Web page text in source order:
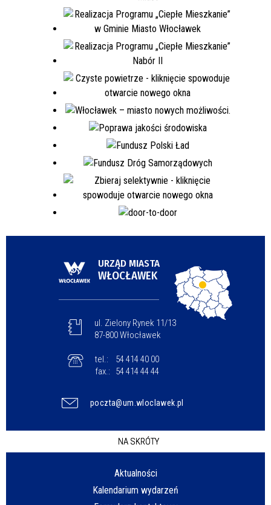
URZĄD MIASTA
WŁOCŁAWEK
ul. Zielony Rynek 11/13
87-800 Włocławek
tel.:
54 414 40 00
fax.:
54 414 44 44
poczta@um.wloclawek.pl
NA SKRÓTY
Aktualności
Kalendarium wydarzeń